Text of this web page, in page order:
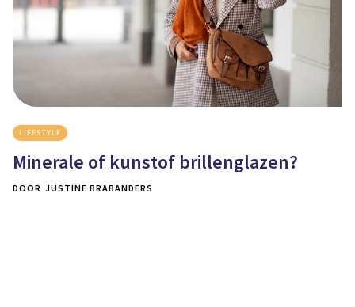
LIFESTYLE
Minerale of kunstof brillenglazen?
DOOR JUSTINE BRABANDERS